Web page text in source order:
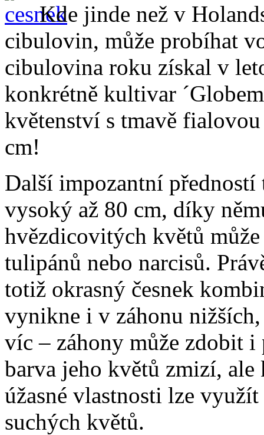
Kde jinde než v
cibulovin, může probíhat
cibulovina roku získal v
konkrétně kultivar
květenství s tmavě
cm!
Další impozantní
vysoký až 80 cm, díky
hvězdicovitých květů
tulipánů nebo narcisů.
totiž okrasný česnek
vynikne i v záhonu
víc – záhony může zdobit
barva jeho květů zmizí, ale
úžasné vlastnosti lze
suchých květů.